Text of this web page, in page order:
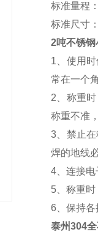
标准量程
标准尺寸
2吨不锈钢
1、使用
常在一个
2、称重
称重不准
3、禁止
焊的地线
4、连接
5、称重
6、保持
泰州304